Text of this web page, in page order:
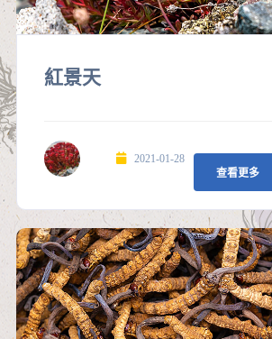
紅景天
2021-01-28
查看更多